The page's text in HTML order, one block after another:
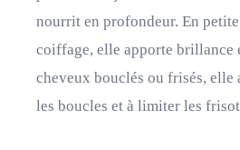
nourrit en profondeur. En
coiffage, elle apporte brillance
cheveux bouclés ou frisés, elle
les boucles et à limiter les